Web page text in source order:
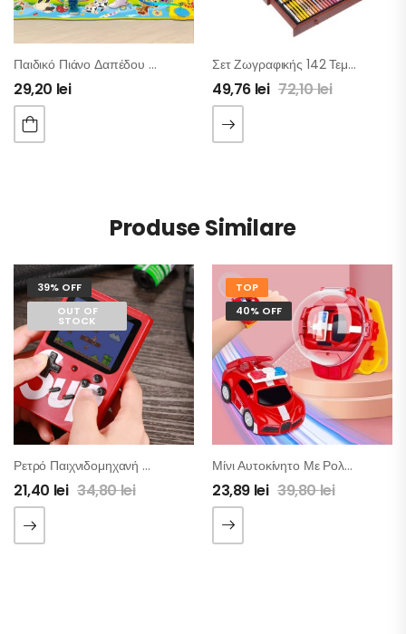
Παιδικό Πιάνο Δαπέδου Με Ζώα
29,20 lei
Σετ Ζωγραφικής 142 Τεμαχίων Με Ξύλινο Βαλιτσάκι Μεταφοράς
49,76 lei 72,10lei
Produse Similare
39% OFF
OUT OF
STOCK
Ρετρό Παιχνιδομηχανή – Κονσόλα Με 400 Παιχνίδια
21,40 lei 34,80lei
TOP
40% OFF
Μίνι Αυτοκίνητο Με Ρολόι Χειριστήριο
23,89 lei 39,80lei